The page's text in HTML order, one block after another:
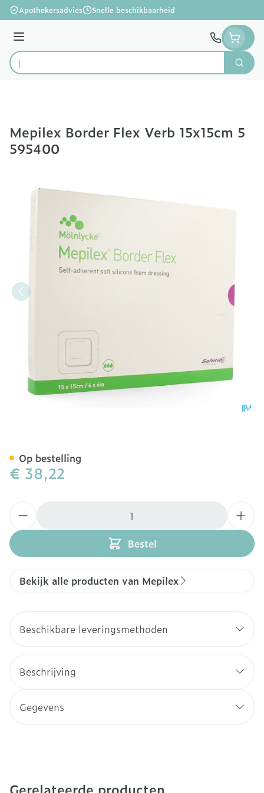
Ga naar de inhoud
Apothekersadvies Snelle beschikbaarheid
Menu
Product, merk, categorie...
Zoek
Mepilex Border Flex Verb 15x15cm 5
595400
€ 38,22
Bestel
Op bestelling
Bekijk alle producten van Mepilex
Beschikbare leveringsmethoden
Beschrijving
Gegevens